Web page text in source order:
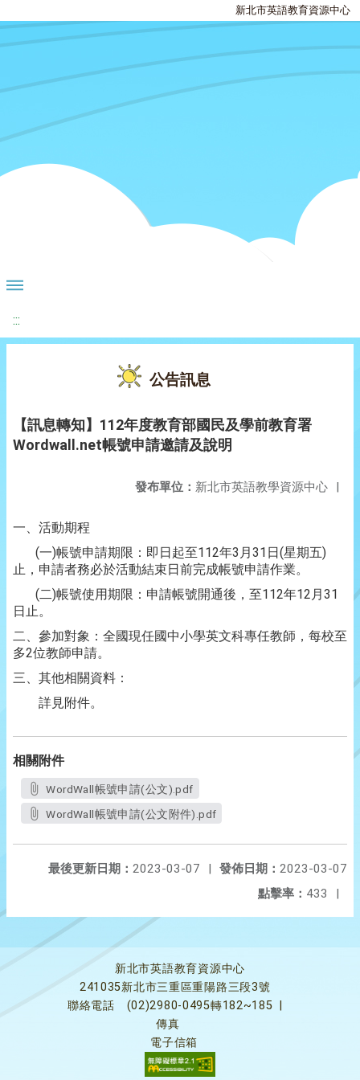
新北市英語教育資源中心
:::
公告訊息
【訊息轉知】112年度教育部國民及學前教育署
Wordwall.net帳號申請邀請及說明
發布單位： 新北市英語教學資源中心 |
一、活動期程
(一)帳號申請期限：即日起至112年3月31日(星期五)
止，申請者務必於活動結束日前完成帳號申請作業。
(二)帳號使用期限：申請帳號開通後，至112年12月31
日止。
二、參加對象：全國現任國中小學英文科專任教師，每校至
多2位教師申請。
三、其他相關資料：
詳見附件。
相關附件
WordWall帳號申請(公文).pdf
WordWall帳號申請(公文附件).pdf
發佈日期： 2023-03-07
最後更新日期： 2023-03-07
|
點擊率： 433 |
新北市英語教育資源中心
241035新北市三重區重陽路三段3號
聯絡電話
(02)2980-0495轉182~185
傳真
電子信箱